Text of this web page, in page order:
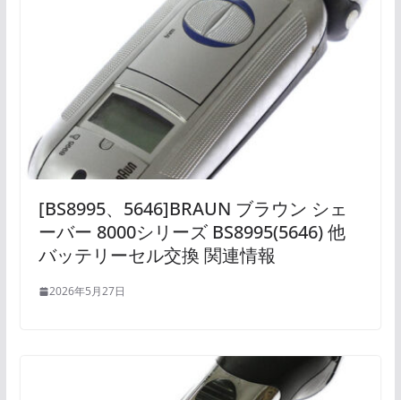
[BS8995、5646]BRAUN ブラウン シェ
ーバー 8000シリーズ BS8995(5646) 他
バッテリーセル交換 関連情報
2026年5月27日